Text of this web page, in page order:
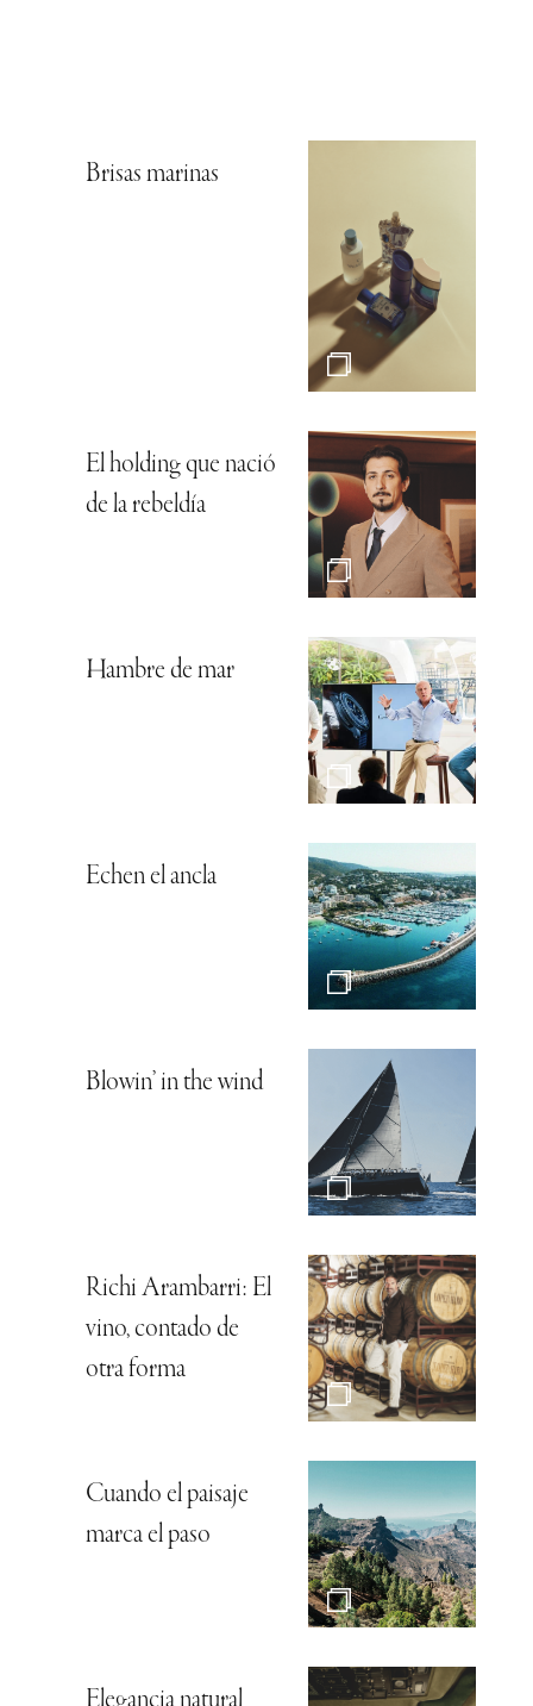
Brisas marinas
El holding que nació
de la rebeldía
Hambre de mar
Echen el ancla
Blowin’ in the wind
Richi Arambarri: El
vino, contado de
otra forma
Cuando el paisaje
marca el paso